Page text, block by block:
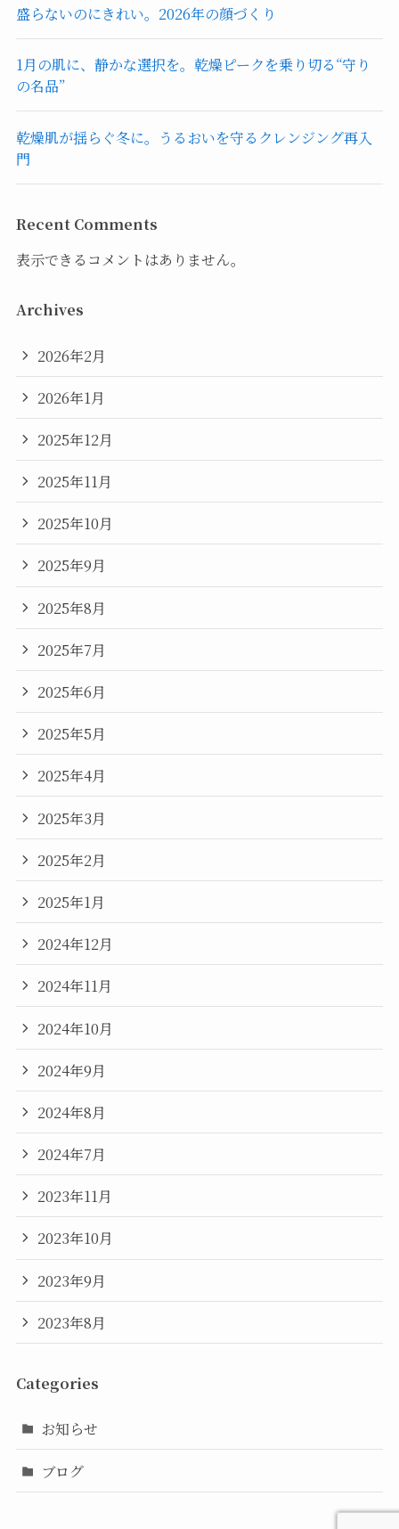
盛らないのにきれい。2026年の顔づくり
1月の肌に、静かな選択を。乾燥ピークを乗り切る“守り
の名品”
乾燥肌が揺らぐ冬に。うるおいを守るクレンジング再入
門
Recent Comments
表示できるコメントはありません。
Archives
2026年2月
2026年1月
2025年12月
2025年11月
2025年10月
2025年9月
2025年8月
2025年7月
2025年6月
2025年5月
2025年4月
2025年3月
2025年2月
2025年1月
2024年12月
2024年11月
2024年10月
2024年9月
2024年8月
2024年7月
2023年11月
2023年10月
2023年9月
2023年8月
Categories
お知らせ
ブログ